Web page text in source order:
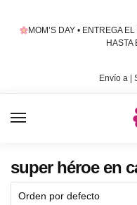
MOM’S DAY • ENTREGA
HASTA
Envío a |
super héroe en